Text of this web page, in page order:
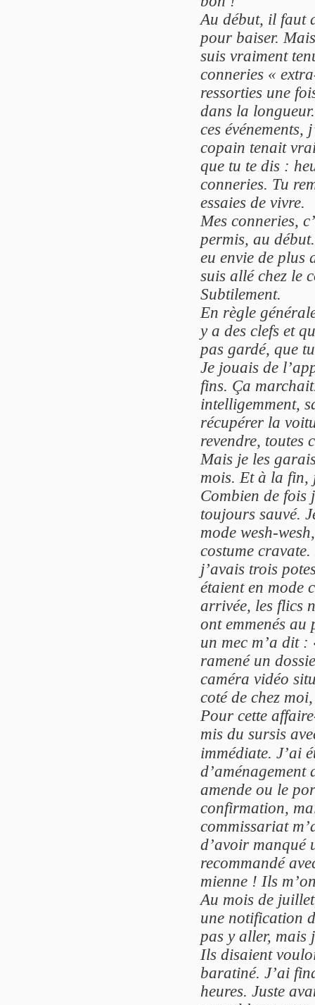
Au début, il faut
pour baiser.
suis vraiment
conneries «
ressorties une
dans la
ces
copain tenait
que tu te dis :
conneries. Tu
essaies de vivre.
Mes conneries,
permis, au
eu envie de plus
suis allé chez le
Subtilement.
En règle
y a des clefs et
pas gardé, que
Je jouais de
fins. Ça
intelligemment,
récupérer la
revendre, toutes
Mais je les
mois. Et à la fin,
Combien de fois
toujours sauvé.
mode wesh-
costume
j’avais trois
étaient en mode
arrivée, les flics
ont emmenés
un mec m’a dit
ramené un
caméra vidéo
coté de chez
Pour cette
mis du sursis
immédiate. J’ai
d’aménagement
amende ou le
confirmation,
commissariat
d’avoir manqué
recommandé
mienne ! Ils
Au mois de
une notification
pas y aller, mais
Ils disaient
baratiné. J’ai
heures. Juste